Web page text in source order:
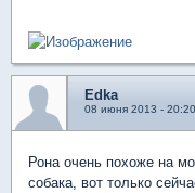
Edka
08 июня 2013 - 20:20
Рона очень похоже на
собака, вот только